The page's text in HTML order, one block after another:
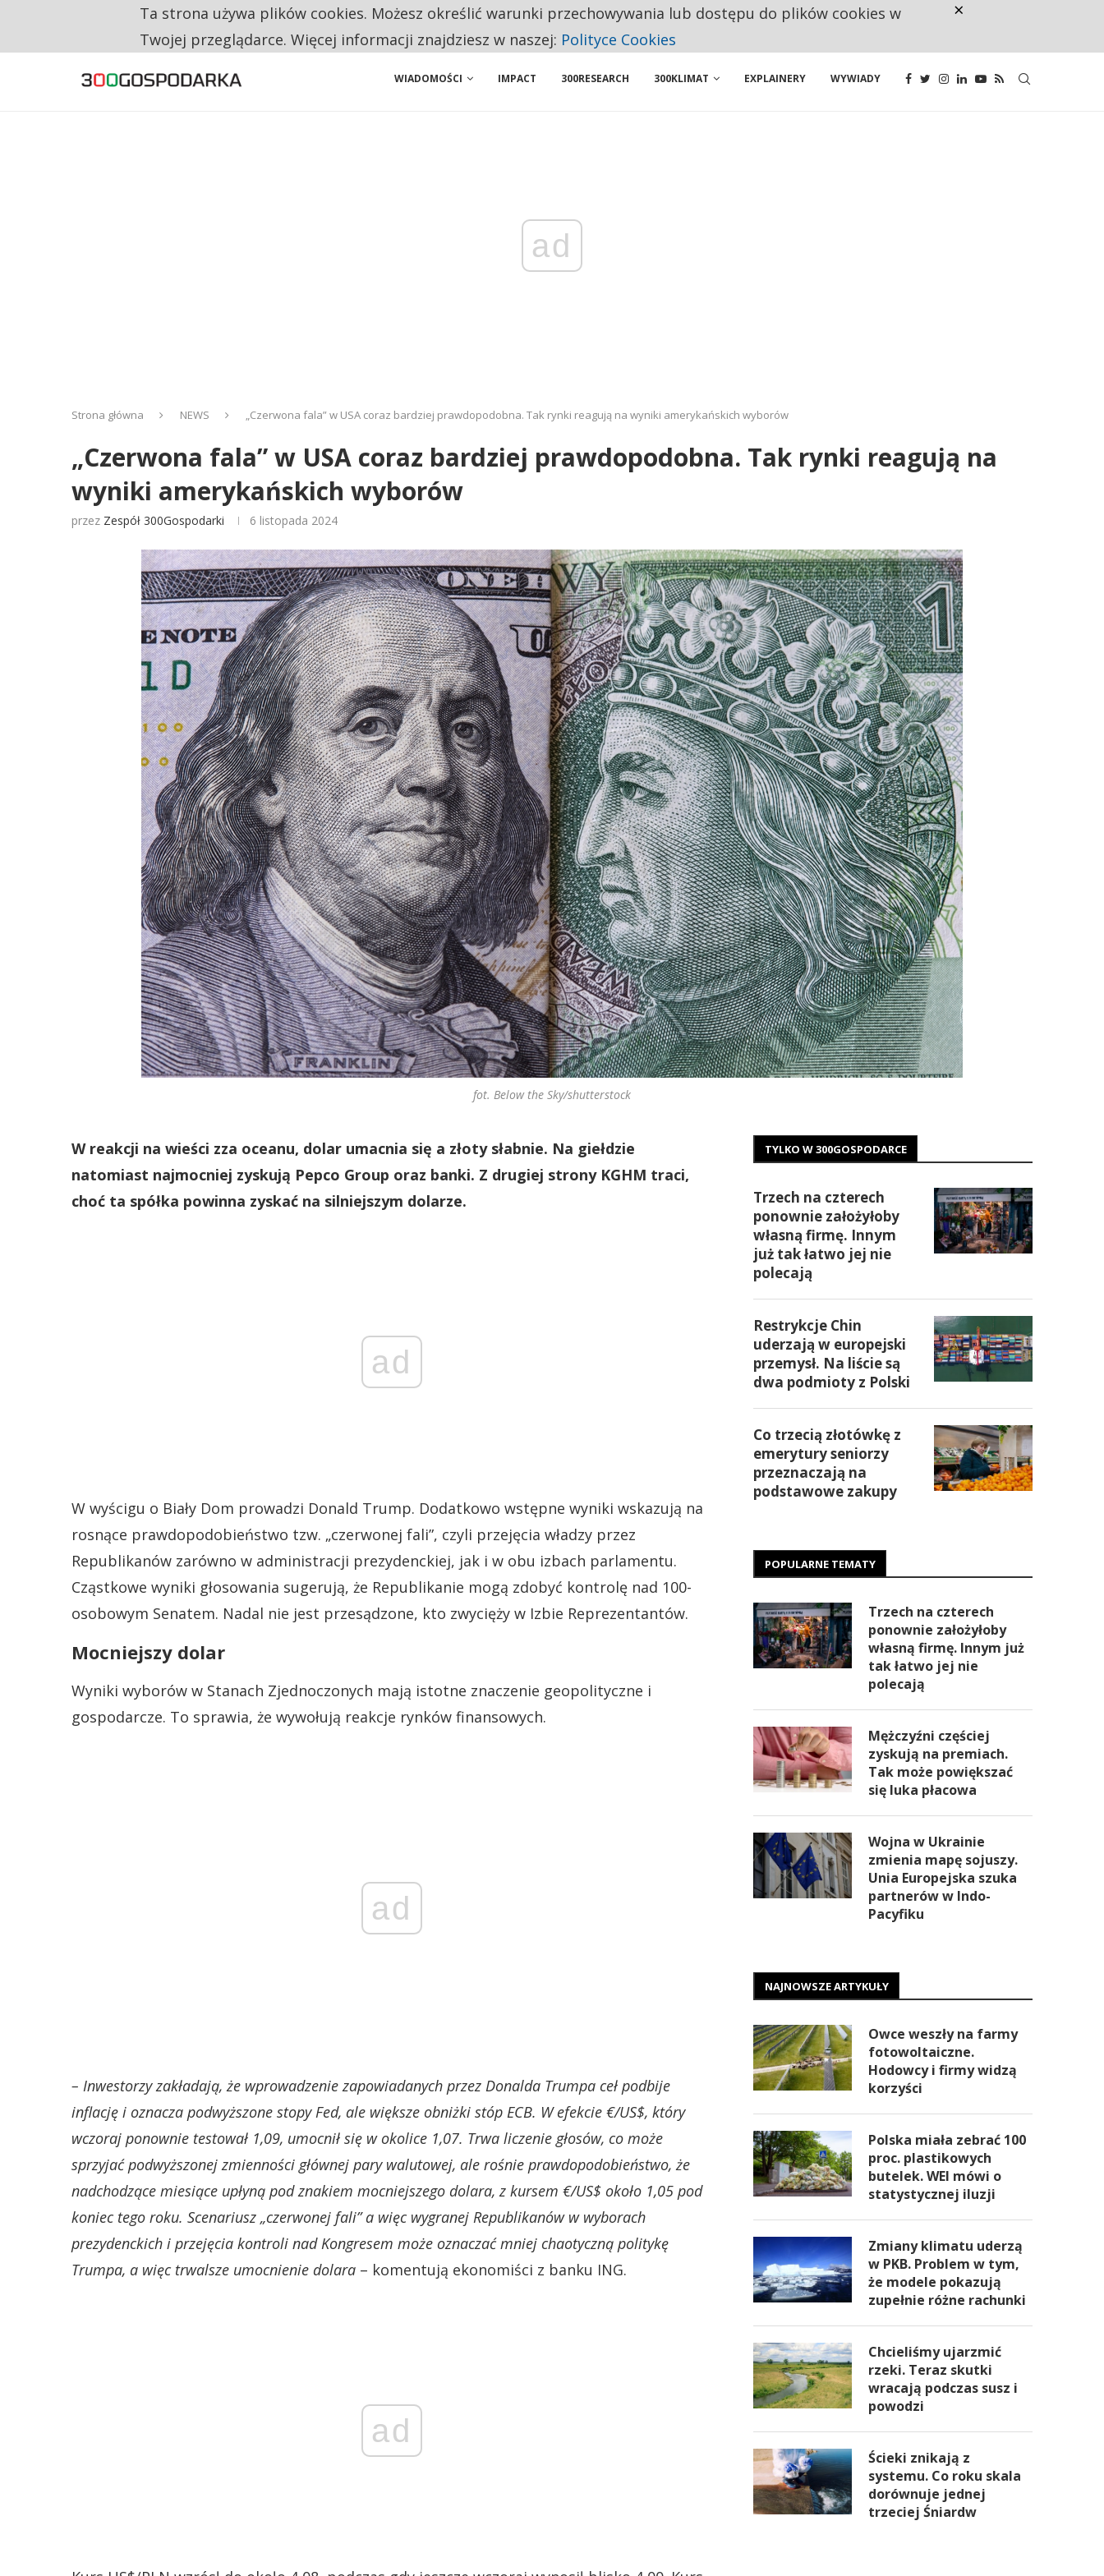
CO TRZECIĄ ZŁOTÓWKĘ Z EMERYTURY SENIORZY PRZEZNACZAJĄ NA PODSTAWOWE ZAKUPY
WIADOMOŚCI IMPACT 300RESEARCH 300KLIMAT EXPLAINERY WYWIADY
ad
Strona główna NEWS „Czerwona fala” w USA coraz bardziej prawdopodobna. Tak rynki reagują na wyniki amerykańskich wyborów
„Czerwona fala” w USA coraz bardziej prawdopodobna. Tak rynki reagują na
wyniki amerykańskich wyborów
przez Zespół 300Gospodarki 6 listopada 2024
fot. Below the Sky/shutterstock
W reakcji na wieści zza oceanu, dolar umacnia się a złoty słabnie. Na giełdzie
natomiast najmocniej zyskują Pepco Group oraz banki. Z drugiej strony KGHM traci,
choć ta spółka powinna zyskać na silniejszym dolarze.
ad
W wyścigu o Biały Dom prowadzi Donald Trump. Dodatkowo wstępne wyniki wskazują na
rosnące prawdopodobieństwo tzw. „czerwonej fali”, czyli przejęcia władzy przez
Republikanów zarówno w administracji prezydenckiej, jak i w obu izbach parlamentu.
Cząstkowe wyniki głosowania sugerują, że Republikanie mogą zdobyć kontrolę nad 100-
osobowym Senatem. Nadal nie jest przesądzone, kto zwycięży w Izbie Reprezentantów.
Mocniejszy dolar
Wyniki wyborów w Stanach Zjednoczonych mają istotne znaczenie geopolityczne i
gospodarcze. To sprawia, że wywołują reakcje rynków finansowych.
ad
– Inwestorzy zakładają, że wprowadzenie zapowiadanych przez Donalda Trumpa ceł podbije
inflację i oznacza podwyższone stopy Fed, ale większe obniżki stóp ECB. W efekcie €/US$, który
wczoraj ponownie testował 1,09, umocnił się w okolice 1,07. Trwa liczenie głosów, co może
sprzyjać podwyższonej zmienności głównej pary walutowej, ale rośnie prawdopodobieństwo, że
nadchodzące miesiące upłyną pod znakiem mocniejszego dolara, z kursem €/US$ około 1,05 pod
koniec tego roku. Scenariusz „czerwonej fali” a więc wygranej Republikanów w wyborach
prezydenckich i przejęcia kontroli nad Kongresem może oznaczać mniej chaotyczną politykę
Trumpa, a więc trwalsze umocnienie dolara – komentują ekonomiści z banku ING.
ad
TYLKO W 300GOSPODARCE
Trzech na czterech
ponownie założyłoby
własną firmę. Innym
już tak łatwo jej nie
polecają
Restrykcje Chin
uderzają w europejski
przemysł. Na liście są
dwa podmioty z Polski
Co trzecią złotówkę z
emerytury seniorzy
przeznaczają na
podstawowe zakupy
POPULARNE TEMATY
Trzech na czterech
ponownie założyłoby
własną firmę. Innym już
tak łatwo jej nie
polecają
Mężczyźni częściej
zyskują na premiach.
Tak może powiększać
się luka płacowa
Wojna w Ukrainie
zmienia mapę sojuszy.
Unia Europejska szuka
partnerów w Indo-
Pacyfiku
NAJNOWSZE ARTYKUŁY
Owce weszły na farmy
fotowoltaiczne.
Hodowcy i firmy widzą
korzyści
Polska miała zebrać 100
proc. plastikowych
butelek. WEI mówi o
statystycznej iluzji
Zmiany klimatu uderzą
w PKB. Problem w tym,
że modele pokazują
zupełnie różne rachunki
Chcieliśmy ujarzmić
rzeki. Teraz skutki
wracają podczas susz i
powodzi
Ścieki znikają z
systemu. Co roku skala
dorównuje jednej
trzeciej Śniardw
Ta strona używa plików cookies. Możesz określić warunki przechowywania lub dostępu do plików cookies w
Twojej przeglądarce. Więcej informacji znajdziesz w naszej: Polityce Cookies
×